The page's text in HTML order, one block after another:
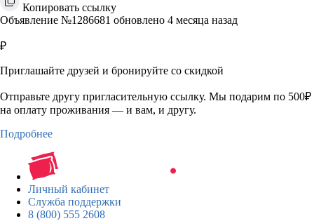
Копировать ссылку
Объявление №1286681 обновлено 4 месяца назад
₽
Приглашайте друзей и бронируйте со скидкой
Отправьте другу пригласительную ссылку. Мы подарим по 500₽
на оплату проживания — и вам, и другу.
Подробнее
Личный кабинет
Служба поддержки
8 (800) 555 2608